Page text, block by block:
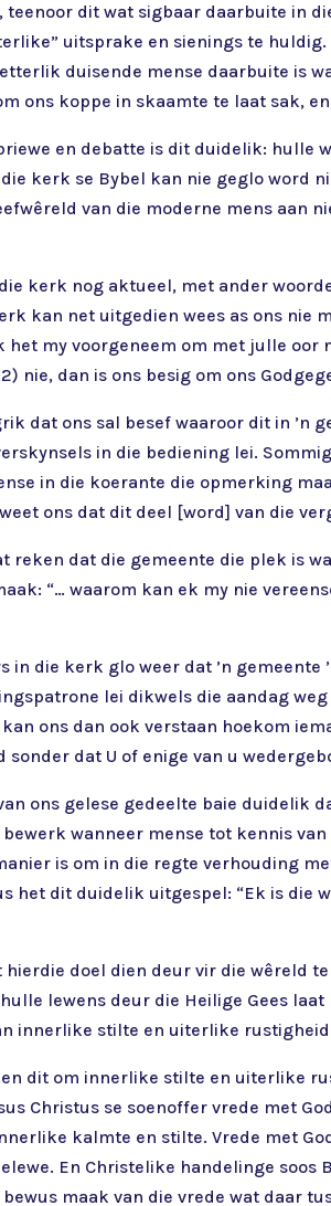
dit wat sigbaar daarbuite in
uitsprake en sienings te
duisende mense daarbuite is
ons koppe in skaamte te laat sak,
en debatte is dit duidelik: hulle
kerk se Bybel kan nie geglo word
van die moderne mens aan
kerk nog aktueel, met ander
kan net uitgedien wees as ons nie
het my voorgeneem om met julle
nie, dan is ons besig om ons
dat ons sal besef waaroor dit in ’n
in die bediening lei.
in die koerante die opmerking
ons dat dit deel [word] van die
reken dat die gemeente die plek is
“… waarom kan ek my nie
in die kerk glo weer dat ’n
lei dikwels die aandag
ons dan ook verstaan hoekom
sonder dat U of enige van u
ons gelese gedeelte baie duidelik
wanneer mense tot kennis
is om in die regte verhouding
het dit duidelik uitgespel: “Ek is die
hierdie doel dien deur vir die wêreld
lewens deur die Heilige Gees
innerlike stilte en uiterlike
dit om innerlike stilte en uiterlike
Christus se soenoffer vrede met
kalmte en stilte. Vrede met
En Christelike handelinge
maak van die vrede wat daar